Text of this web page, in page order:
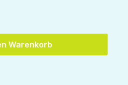
Warenkorb